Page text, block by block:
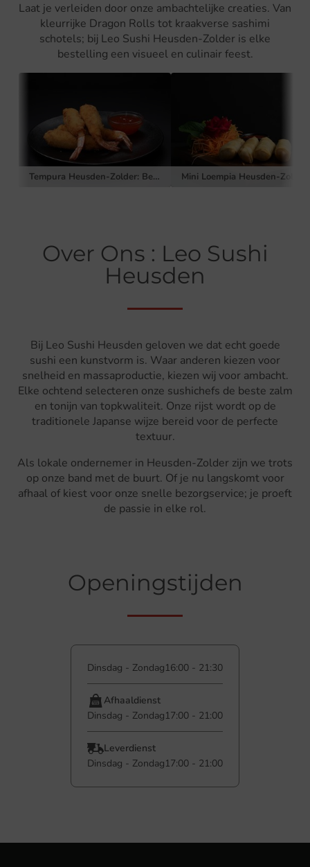
Laat je verleiden door onze ambachtelijke creaties. Van
kleurrijke Dragon Rolls tot kraakverse sashimi
schotels; bij Leo Sushi Heusden-Zolder is elke
bestelling een visueel en culinair feest.
Tempura Heusden-Zolder: Bestel bij Leo Sushi!
Over Ons : Leo Sushi
Heusden
Bij Leo Sushi Heusden geloven we dat echt goede
sushi een kunstvorm is. Waar anderen kiezen voor
snelheid en massaproductie, kiezen wij voor ambacht.
Elke ochtend selecteren onze sushichefs de beste zalm
en tonijn van topkwaliteit. Onze rijst wordt op de
traditionele Japanse wijze bereid voor de perfecte
textuur.
Als lokale ondernemer in Heusden-Zolder zijn we trots
op onze band met de buurt. Of je nu langskomt voor
afhaal of kiest voor onze snelle bezorgservice; je proeft
de passie in elke rol.
Openingstijden
Dinsdag - Zondag16:00 - 21:30
Afhaaldienst
Dinsdag - Zondag17:00 - 21:00
Leverdienst
Dinsdag - Zondag17:00 - 21:00